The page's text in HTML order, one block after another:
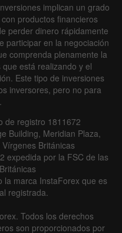
implican un grado
productos financieros
perder dinero rápidamente
participar en la negociación
comprenda plenamente la
está realizando y el
Este tipo de inversiones
inversores, pero no para
de registro 1811672
Building, Meridian Plaza,
Británicas
expedida por la FSC de las
la marca InstaForex que es
registrada.
Todos los derechos
son proporcionados por